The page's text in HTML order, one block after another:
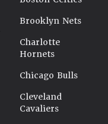
Brooklyn Nets
Charlotte
Hornets
Chicago Bulls
Cleveland
Cavaliers